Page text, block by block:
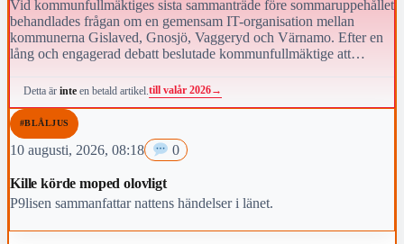
Vid kommunfullmäktiges sista sammanträde före sommaruppehållet
behandlades frågan om en gemensam IT-organisation mellan
kommunerna Gislaved, Gnosjö, Vaggeryd och Värnamo. Efter en
lång och engagerad debatt beslutade kommunfullmäktige att
Detta ärinte en betald artikel.till valår 2026→
#BLÅLJUS
10 augusti, 2026, 08:18 0
Kille körde moped olovligt
P9lisen sammanfattar nattens händelser i länet.